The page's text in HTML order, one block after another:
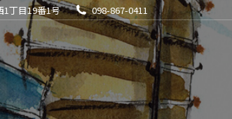
1丁目19番1号 098-867-0411